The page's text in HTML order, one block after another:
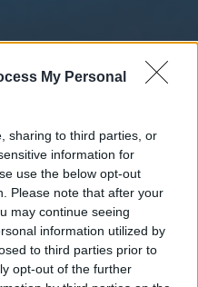
My Personal
sharing to third parties, or
information for
use the below opt-out
Please note that after your
may continue seeing
information utilized by
to third parties prior to
opt-out of the further
állítaná
néhány